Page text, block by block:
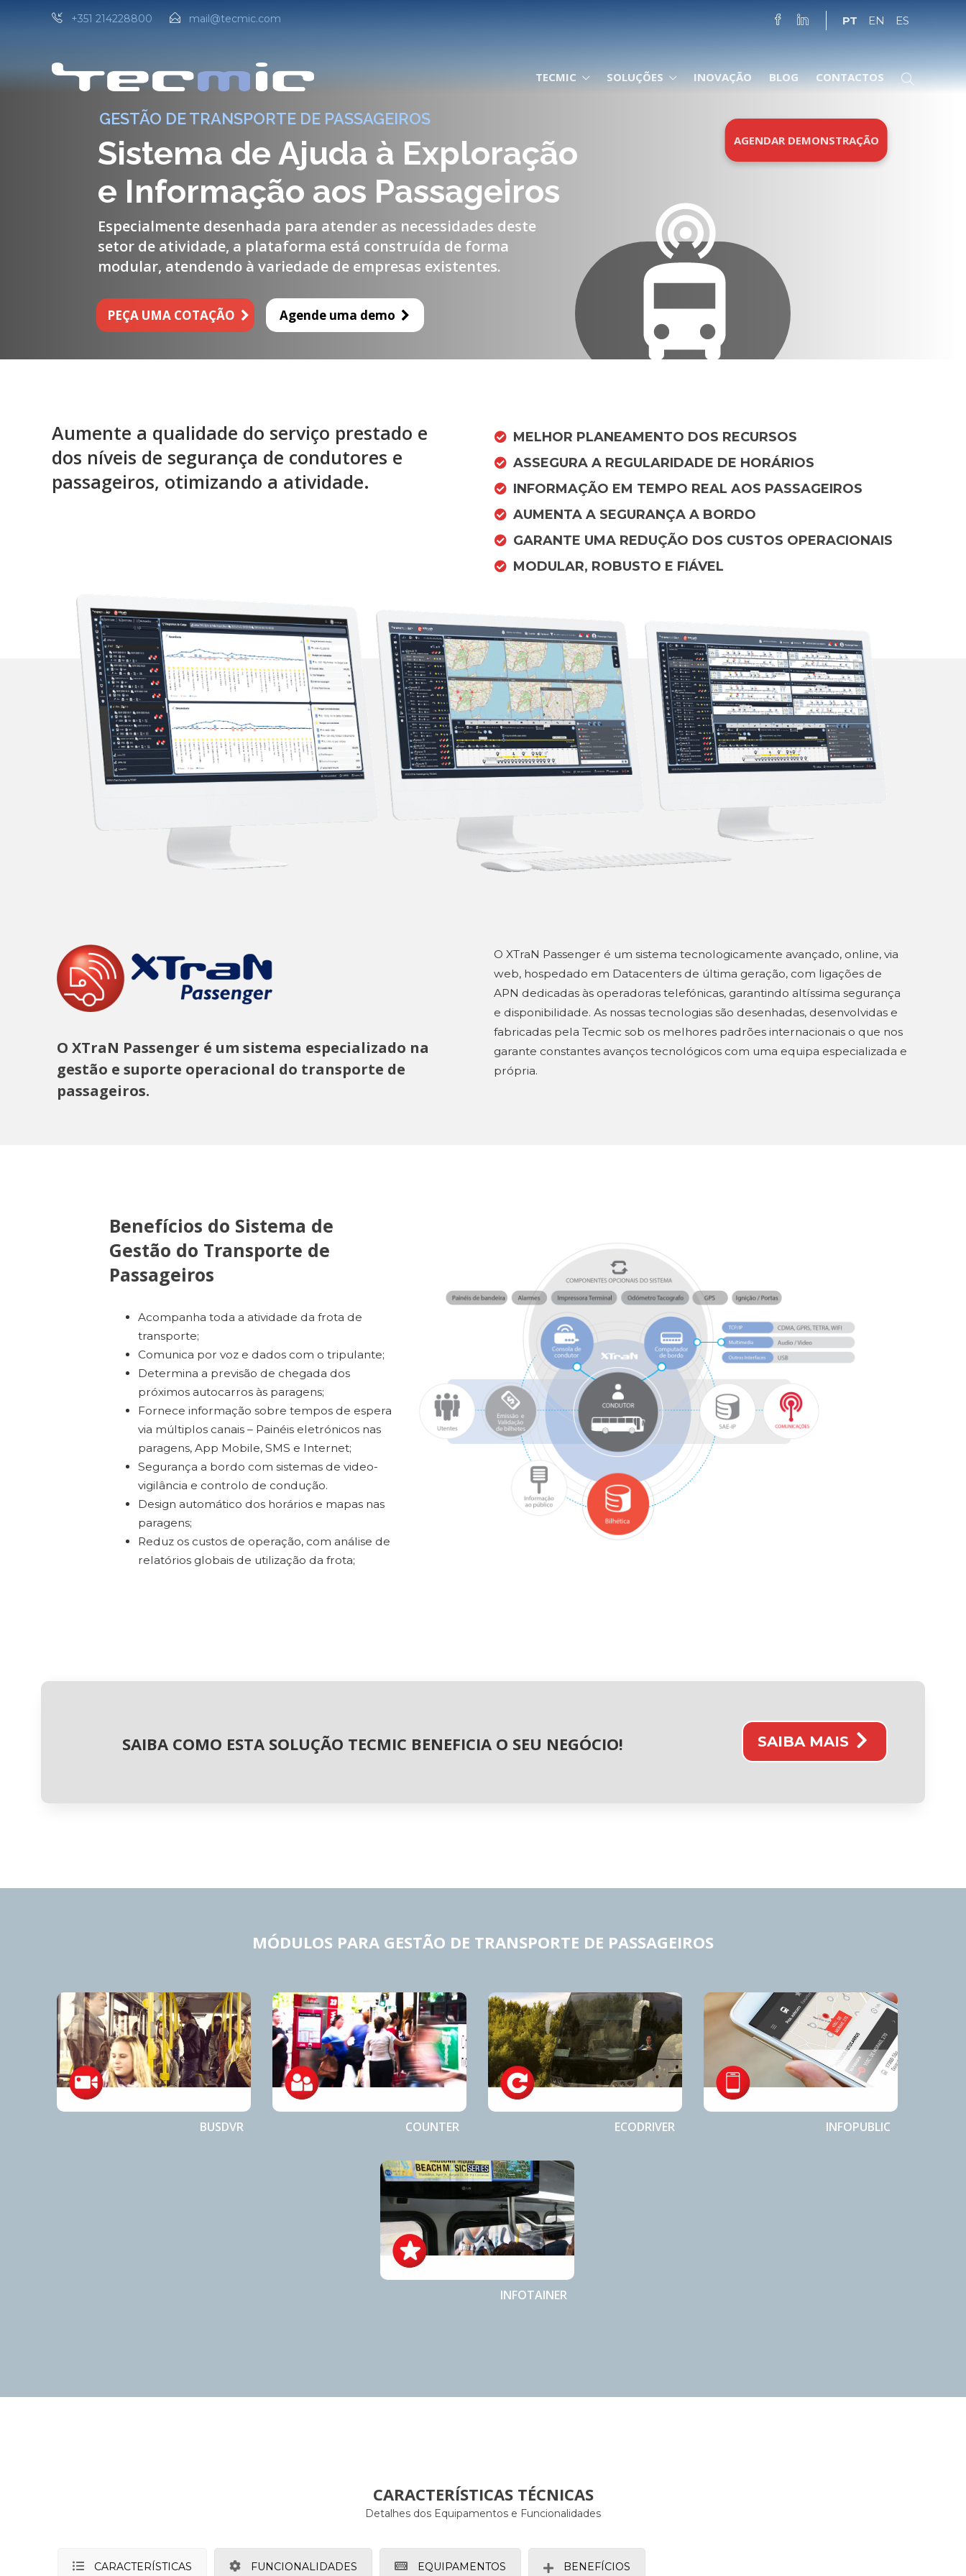
+351 214228800 mail@tecmic.com PT EN ES
TECMIC SOLUÇÕES INOVAÇÃO BLOG CONTACTOS
AGENDAR DEMONSTRAÇÃO
Agende uma demo
PEÇA UMA COTAÇÃO
Sistema de Ajuda à Exploração
e Informação aos Passageiros
GESTÃO DE TRANSPORTE DE PASSAGEIROS
Especialmente desenhada para atender as necessidades deste
setor de atividade, a plataforma está construída de forma
modular, atendendo à variedade de empresas existentes.
Aumente a qualidade do serviço prestado e
dos níveis de segurança de condutores e
passageiros, otimizando a atividade.
MELHOR PLANEAMENTO DOS RECURSOS
ASSEGURA A REGULARIDADE DE HORÁRIOS
INFORMAÇÃO EM TEMPO REAL AOS PASSAGEIROS
AUMENTA A SEGURANÇA A BORDO
GARANTE UMA REDUÇÃO DOS CUSTOS OPERACIONAIS
MODULAR, ROBUSTO E FIÁVEL
O XTraN Passenger é um sistema especializado na
gestão e suporte operacional do transporte de
passageiros.
O XTraN Passenger é um sistema tecnologicamente avançado, online, via
web, hospedado em Datacenters de última geração, com ligações de
APN dedicadas às operadoras telefónicas, garantindo altíssima segurança
e disponibilidade. As nossas tecnologias são desenhadas, desenvolvidas e
fabricadas pela Tecmic sob os melhores padrões internacionais o que nos
garante constantes avanços tecnológicos com uma equipa especializada e
própria.
Benefícios do Sistema de
Gestão do Transporte de
Passageiros
Acompanha toda a atividade da frota de
transporte;
Comunica por voz e dados com o tripulante;
Determina a previsão de chegada dos
próximos autocarros às paragens;
Fornece informação sobre tempos de espera
via múltiplos canais – Painéis eletrónicos nas
paragens, App Mobile, SMS e Internet;
Segurança a bordo com sistemas de video-
vigilância e controlo de condução.
Design automático dos horários e mapas nas
paragens;
Reduz os custos de operação, com análise de
relatórios globais de utilização da frota;
SAIBA COMO ESTA SOLUÇÃO TECMIC BENEFICIA O SEU NEGÓCIO! SAIBA MAIS
MÓDULOS PARA GESTÃO DE TRANSPORTE DE PASSAGEIROS
BUSDVR COUNTER ECODRIVER INFOPUBLIC
INFOTAINER
CARACTERÍSTICAS TÉCNICAS
Detalhes dos Equipamentos e Funcionalidades
CARACTERÍSTICAS FUNCIONALIDADES EQUIPAMENTOS BENEFÍCIOS